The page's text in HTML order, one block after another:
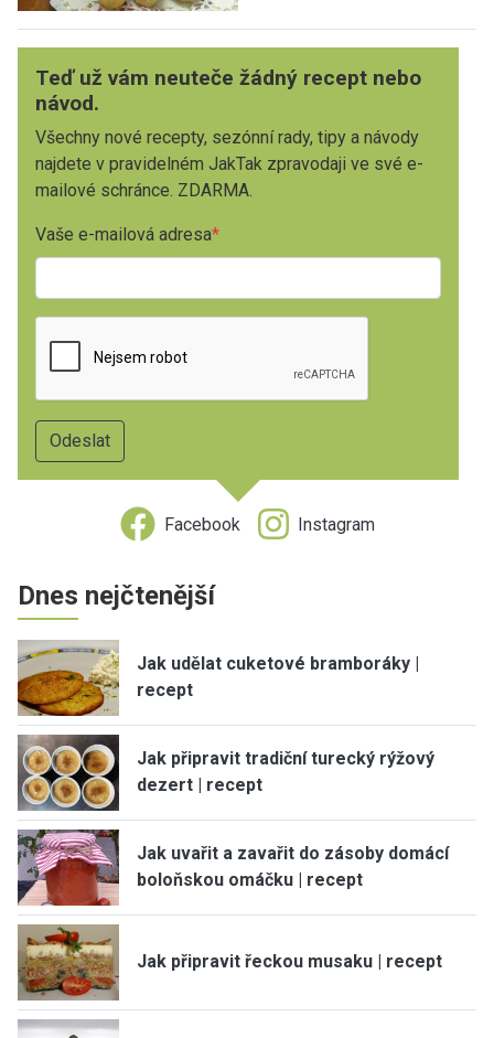
Teď už vám neuteče žádný recept nebo
návod.
Všechny nové recepty, sezónní rady, tipy a návody
najdete v pravidelném JakTak zpravodaji ve své e-
mailové schránce. ZDARMA.
Vaše e-mailová adresa
Facebook Instagram
Dnes nejčtenější
Jak udělat cuketové bramboráky |
recept
Jak připravit tradiční turecký rýžový
dezert | recept
Jak uvařit a zavařit do zásoby domácí
boloňskou omáčku | recept
Jak připravit řeckou musaku | recept